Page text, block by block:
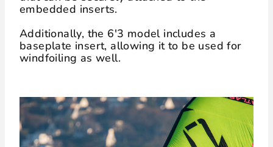
embedded inserts.
Additionally, the 6'3 model includes a
baseplate insert, allowing it to be used for
windfoiling as well.